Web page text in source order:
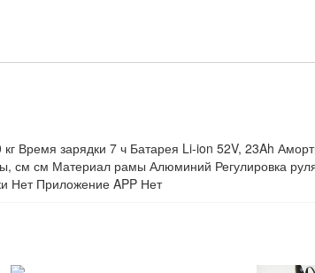
Время зарядки 7 ч Батарея Li-ion 52V, 23Ah
см см Материал рамы Алюминий Регулировка
Нет Приложение APP Нет